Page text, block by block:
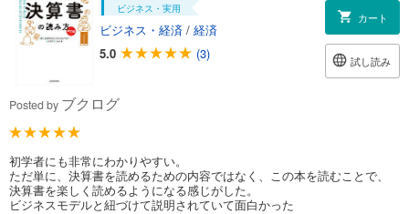
ビジネス・実用
ビジネス・経済 / 経済
5.0
(3)
カート
試し読み
Posted by ブクログ
初学者にも非常にわかりやすい。
ただ単に、決算書を読めるための内容ではなく、この本を読むことで、
決算書を楽しく読めるようになる感じがした。
ビジネスモデルと紐づけて説明されていて面白かった